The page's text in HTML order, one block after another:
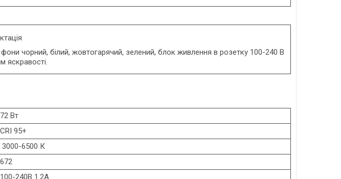
чорний, білий, жовтогарячий, зелений, блок живлення в розетку 100-240 В
яскравості.
72 Вт
CRI 95+
3000-6500 К
672
100-240В 1.2А